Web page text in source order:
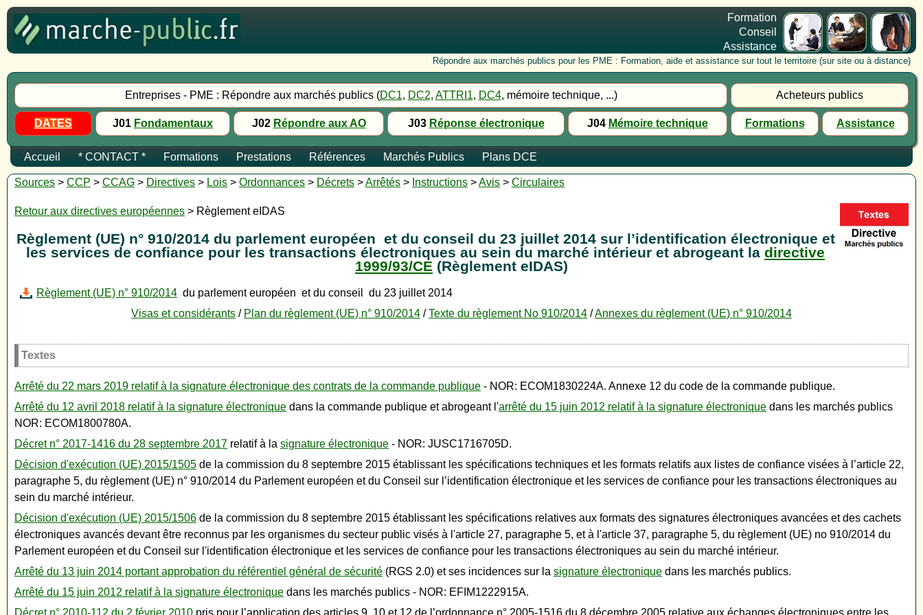
Formation
Conseil
Assistance
Répondre aux marchés publics pour les PME : Formation, aide et assistance sur tout le territoire (sur site ou à distance)
Entreprises - PME : Répondre aux marchés publics (DC1, DC2, ATTRI1, DC4, mémoire technique, ...) Acheteurs publics
DATES J01 Fondamentaux J02 Répondre aux AO J03 Réponse électronique J04 Mémoire technique Formations Assistance
Accueil * CONTACT * Formations Prestations Références Marchés Publics Plans DCE
Sources > CCP > CCAG > Directives > Lois > Ordonnances > Décrets >Arrêtés > Instructions >Avis > Circulaires
Retour aux directives européennes > Règlement eIDAS
Règlement (UE) n° 910/2014 du parlement européen et du conseil du 23 juillet 2014 sur l’identification électronique et
les services de confiance pour les transactions électroniques au sein du marché intérieur et abrogeant la directive
1999/93/CE (Règlement eIDAS)
Règlement (UE) n° 910/2014 du parlement européen et du conseil du 23 juillet 2014
Visas et considérants / Plan du règlement (UE) n° 910/2014 /Texte du règlement No 910/2014 /Annexes du règlement (UE) n° 910/2014
Textes
Arrêté du 22 mars 2019 relatif à la signature électronique des contrats de la commande publique - NOR: ECOM1830224A. Annexe 12 du code de la commande publique.
Arrêté du 12 avril 2018 relatif à la signature électronique dans la commande publique et abrogeant l'arrêté du 15 juin 2012 relatif à la signature électronique dans les marchés publics
NOR: ECOM1800780A.
Décret n° 2017-1416 du 28 septembre 2017 relatif à la signature électronique - NOR: JUSC1716705D.
Décision d'exécution (UE) 2015/1505 de la commission du 8 septembre 2015 établissant les spécifications techniques et les formats relatifs aux listes de confiance visées à l’article 22,
paragraphe 5, du règlement (UE) n° 910/2014 du Parlement européen et du Conseil sur l’identification électronique et les services de confiance pour les transactions électroniques au
sein du marché intérieur.
Décision d'exécution (UE) 2015/1506 de la commission du 8 septembre 2015 établissant les spécifications relatives aux formats des signatures électroniques avancées et des cachets
électroniques avancés devant être reconnus par les organismes du secteur public visés à l'article 27, paragraphe 5, et à l'article 37, paragraphe 5, du règlement (UE) no 910/2014 du
Parlement européen et du Conseil sur l'identification électronique et les services de confiance pour les transactions électroniques au sein du marché intérieur.
Arrêté du 13 juin 2014 portant approbation du référentiel général de sécurité (RGS 2.0) et ses incidences sur la signature électronique dans les marchés publics.
Arrêté du 15 juin 2012 relatif à la signature électronique dans les marchés publics - NOR: EFIM1222915A.
Décret n° 2010-112 du 2 février 2010 pris pour l’application des articles 9, 10 et 12 de l’ordonnance n° 2005-1516 du 8 décembre 2005 relative aux échanges électroniques entre les